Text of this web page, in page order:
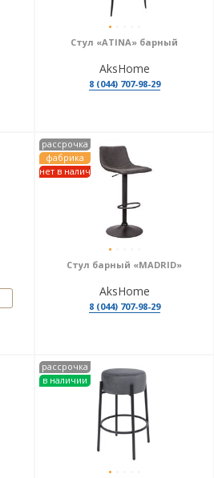
Стул «ATINA» барный
AksHome
8 (044) 707-98-29
рассрочка
фабрика
нет в налич
Стул барный «MADRID»
AksHome
8 (044) 707-98-29
рассрочка
в наличии